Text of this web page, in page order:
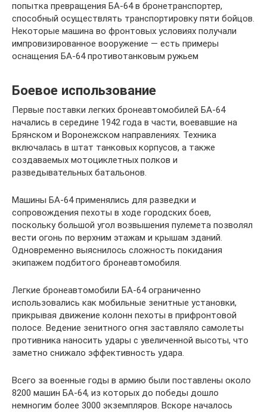
попытка превращения БА-64 в бронетранспортер,
способный осуществлять транспортировку пяти бойцов.
Некоторые машина во фронтовых условиях получали
импровизированное вооружение — есть примеры
оснащения БА-64 противотанковым ружьем
Боевое использование
Первые поставки легких бронеавтомобилей БА-64
начались в середине 1942 года в части, воевавшие на
Брянском и Воронежском направлениях. Техника
включалась в штат танковых корпусов, а также
создаваемых мотоциклетных полков и
разведывательных батальонов.
Машины БА-64 применялись для разведки и
сопровождения пехоты в ходе городских боев,
поскольку большой угол возвышения пулемета позволял
вести огонь по верхним этажам и крышам зданий.
Одновременно выяснилось сложность покидания
экипажем подбитого бронеавтомобиля.
Легкие бронеавтомобили БА-64 ограниченно
использовались как мобильные зенитные установки,
прикрывая движение колонн пехоты в прифронтовой
полосе. Ведение зенитного огня заставляло самолеты
противника наносить удары с увеличенной высоты, что
заметно снижало эффективность удара.
Всего за военные годы в армию были поставлены около
8200 машин БА-64, из которых до победы дошло
немногим более 3000 экземпляров. Вскоре началось